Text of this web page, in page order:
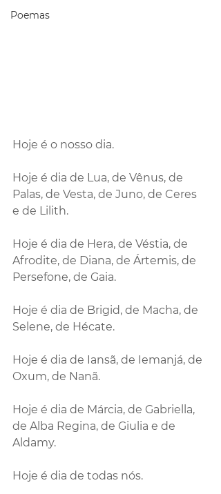
Poemas
Hoje é o nosso dia.
Hoje é dia de Lua, de Vênus, de
Palas, de Vesta, de Juno, de Ceres
e de Lilith.
Hoje é dia de Hera, de Véstia, de
Afrodite, de Diana, de Ártemis, de
Persefone, de Gaia.
Hoje é dia de Brigid, de Macha, de
Selene, de Hécate.
Hoje é dia de Iansã, de Iemanjá, de
Oxum, de Nanã.
Hoje é dia de Márcia, de Gabriella,
de Alba Regina, de Giulia e de
Aldamy.
Hoje é dia de todas nós.